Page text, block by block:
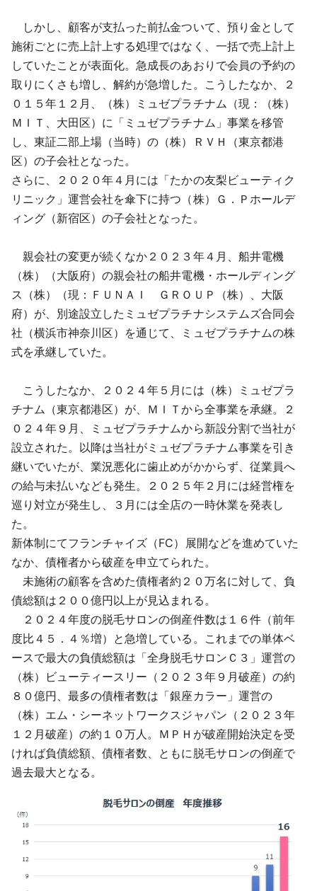
しかし、顧客が支払った前払金ついて、預り金として
施術ごとに売上計上する処理ではなく、一括で売上計上
していたことが表面化。急成長のあおりで会員の予約の
取りにくさも増し、解約が急増した。こうしたなか、２
０１５年１２月、（株）ミュゼプラチナム（現：（株）
ＭＩＴ、大田区）に「ミュゼプラチナム」事業を移管
し、東証二部上場（当時）の（株）ＲＶＨ（東京都港
区）の子会社となった。
さらに、２０２０年４月には「たかの友梨ビューティク
リニック」運営会社を傘下に持つ（株）Ｇ．Ｐホールデ
ィング（新宿区）の子会社となった。
親会社の変更が続くなか２０２３年４月、船井電機
（株）（大阪府）の親会社の船井電機・ホールディング
ス（株）（現：ＦＵＮＡＩ ＧＲＯＵＰ（株）、大阪
府）が、別途設立したミュゼプラチナシステムズ合同会
社（横浜市神奈川区）を通じて、ミュゼプラチナムの株
式を承継していた。
こうしたなか、２０２４年５月には（株）ミュゼプラ
チナム（東京都港区）が、ＭＩＴから全事業を承継。２
０２４年９月、ミュゼプラチナムから新設分割で当社が
設立された。以降は当社がミュゼプラチナム事業を引き
継いでいたが、業況悪化に歯止めがかからず、従業員へ
の給与未払いなども発生。２０２５年２月には経営権を
巡り対立が発生し、３月には全店の一時休業を発表し
た。
新体制にてフランチャイズ（FC）展開などを進めていた
なか、債権者から破産を申立てられた。
未施術の顧客を含めた債権者約２０万名に対して、負
債総額は２００億円以上が見込まれる。
２０２４年度の脱毛サロンの倒産件数は１６件（前年
度比４５．４％増）と急増している。これまでの単体ベ
ースで最大の負債総額は「全身脱毛サロンＣ３」運営の
（株）ビューティースリー（２０２３年９月破産）の約
８０億円、最多の債権者数は「銀座カラー」運営の
（株）エム・シーネットワークスジャパン（２０２３年
１２月破産）の約１０万人。ＭＰＨが破産開始決定を受
ければ負債総額、債権者数、ともに脱毛サロンの倒産で
過去最大となる。